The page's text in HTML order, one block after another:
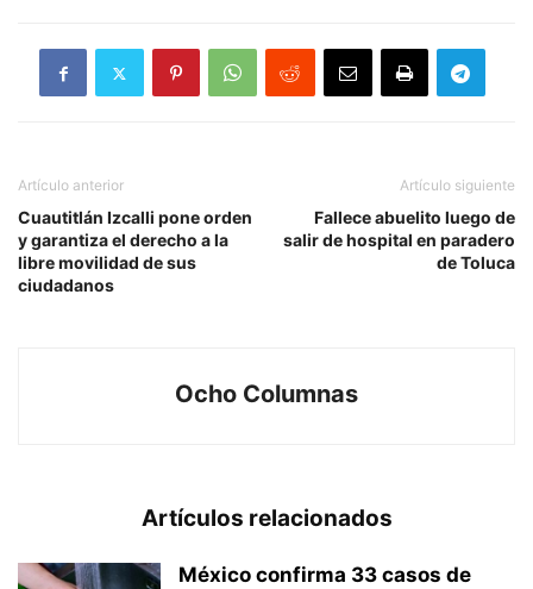
Artículo anterior
Cuautitlán Izcalli pone orden
y garantiza el derecho a la
libre movilidad de sus
ciudadanos
Artículo siguiente
Fallece abuelito luego de
salir de hospital en paradero
de Toluca
Ocho Columnas
Artículos relacionados
México confirma 33 casos de